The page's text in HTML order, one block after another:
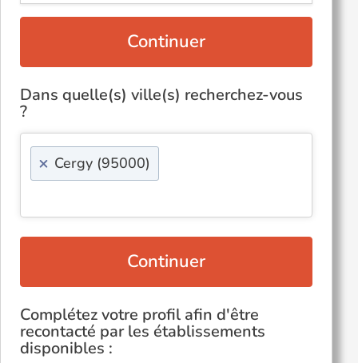
Continuer
Dans quelle(s) ville(s) recherchez-vous
?
× Cergy (95000)
Continuer
Complétez votre profil afin d'être
recontacté par les établissements
disponibles :